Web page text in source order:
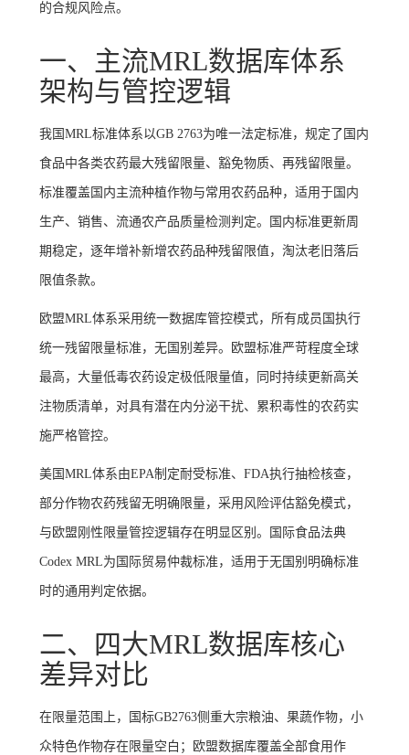
的合规风险点。
一、主流MRL数据库体系
架构与管控逻辑
我国MRL标准体系以GB 2763为唯一法定标准，规定了国内
食品中各类农药最大残留限量、豁免物质、再残留限量。
标准覆盖国内主流种植作物与常用农药品种，适用于国内
生产、销售、流通农产品质量检测判定。国内标准更新周
期稳定，逐年增补新增农药品种残留限值，淘汰老旧落后
限值条款。
欧盟MRL体系采用统一数据库管控模式，所有成员国执行
统一残留限量标准，无国别差异。欧盟标准严苛程度全球
最高，大量低毒农药设定极低限量值，同时持续更新高关
注物质清单，对具有潜在内分泌干扰、累积毒性的农药实
施严格管控。
美国MRL体系由EPA制定耐受标准、FDA执行抽检核查，
部分作物农药残留无明确限量，采用风险评估豁免模式，
与欧盟刚性限量管控逻辑存在明显区别。国际食品法典
Codex MRL为国际贸易仲裁标准，适用于无国别明确标准
时的通用判定依据。
二、四大MRL数据库核心
差异对比
在限量范围上，国标GB2763侧重大宗粮油、果蔬作物，小
众特色作物存在限量空白；欧盟数据库覆盖全部食用作